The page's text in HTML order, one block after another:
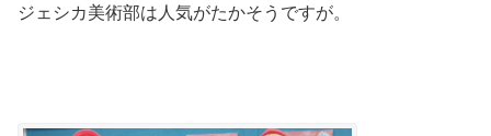
ジェシカ美術部は人気がたかそうですが。